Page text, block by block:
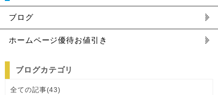
ブログ
ホームページ優待お値引き
ブログカテゴリ
全ての記事(43)